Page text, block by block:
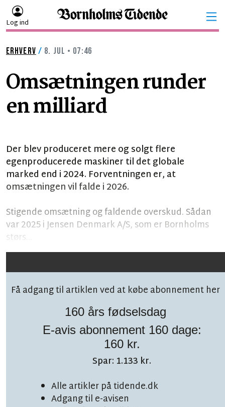
Log ind
ERHVERV / 8. JUL • 07:46
Omsætningen runder
en milliard
Der blev produceret mere og solgt flere
egenproducerede maskiner til det globale
marked end i 2024. Forventningen er, at
omsætningen vil falde i 2026.
Stigende omsætning og faldende overskud. Sådan
var 2025 i Jensen Denmark A/S, som er Bornholms
størs...
Få adgang til artiklen ved at købe abonnement her
160 års fødselsdag
E-avis abonnement 160 dage:
160 kr.
Spar: 1.133 kr.
Alle artikler på tidende.dk
Adgang til e-avisen
Følg debatten på facebook!